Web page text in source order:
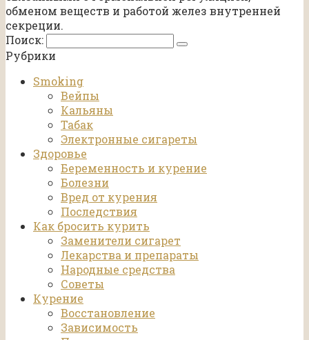
обменом веществ и работой желез внутренней
секреции.
Поиск:
Рубрики
Smoking
Вейпы
Кальяны
Табак
Электронные сигареты
Здоровье
Беременность и курение
Болезни
Вред от курения
Последствия
Как бросить курить
Заменители сигарет
Лекарства и препараты
Народные средства
Советы
Курение
Восстановление
Зависимость